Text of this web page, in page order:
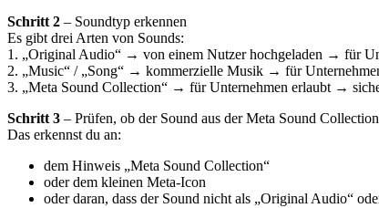
Schritt 2 – Soundtyp erkennen
Es gibt drei Arten von Sounds:
1. „Original Audio“ → von einem Nutzer hochgeladen → für
2. „Music“ / „Song“ → kommerzielle Musik → für
3. „Meta Sound Collection“ → für Unternehmen erlaubt →
Schritt 3 – Prüfen, ob der Sound aus der Meta Sound
Das erkennst du an:
dem Hinweis „Meta Sound Collection“
oder dem kleinen Meta-Icon
oder daran, dass der Sound nicht als „Original Audio“